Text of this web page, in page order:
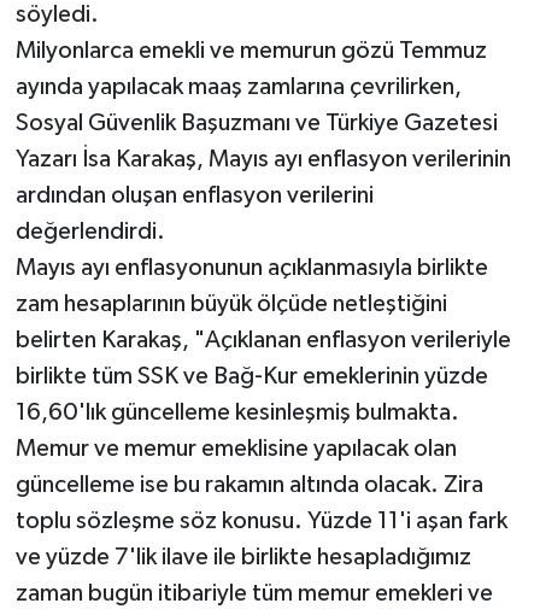
söyledi.
Milyonlarca emekli ve memurun gözü Temmuz
ayında yapılacak maaş zamlarına çevrilirken,
Sosyal Güvenlik Başuzmanı ve Türkiye Gazetesi
Yazarı İsa Karakaş, Mayıs ayı enflasyon verilerinin
ardından oluşan enflasyon verilerini
değerlendirdi.
Mayıs ayı enflasyonunun açıklanmasıyla birlikte
zam hesaplarının büyük ölçüde netleştiğini
belirten Karakaş, "Açıklanan enflasyon verileriyle
birlikte tüm SSK ve Bağ-Kur emeklerinin yüzde
16,60'lık güncelleme kesinleşmiş bulmakta.
Memur ve memur emeklisine yapılacak olan
güncelleme ise bu rakamın altında olacak. Zira
toplu sözleşme söz konusu. Yüzde 11'i aşan fark
ve yüzde 7'lik ilave ile birlikte hesapladığımız
zaman bugün itibariyle tüm memur emekleri ve